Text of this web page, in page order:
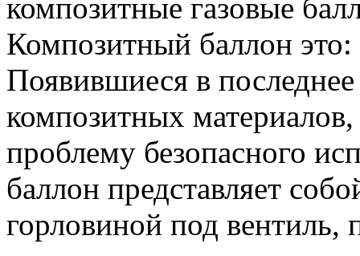
композитные газовые
Композитный баллон это:
Появившиеся в
композитных
проблему безопасного
баллон представляет
горловиной под